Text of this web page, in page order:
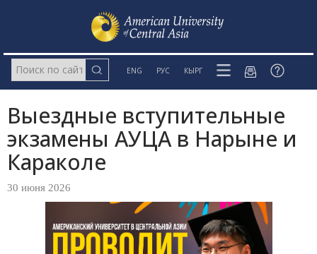
ENG РУС КЫРГ
Выездные вступительные
экзамены АУЦА в Нарыне и
Караколе
30 июня 2026